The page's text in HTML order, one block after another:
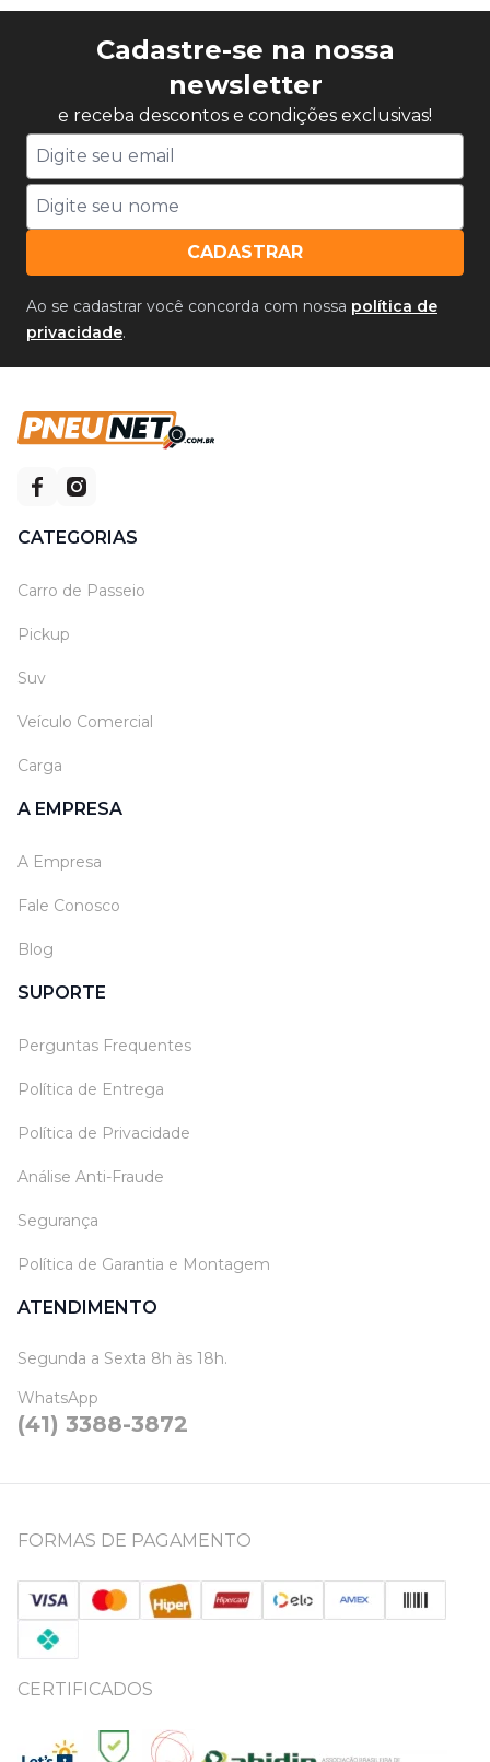
Cadastre-se na nossa
newsletter
e receba descontos e condições exclusivas!
CADASTRAR
Ao se cadastrar você concorda com nossa política de
privacidade.
CATEGORIAS
Carro de Passeio
Pickup
Suv
Veículo Comercial
Carga
A EMPRESA
A Empresa
Fale Conosco
Blog
SUPORTE
Perguntas Frequentes
Política de Entrega
Política de Privacidade
Análise Anti-Fraude
Segurança
Política de Garantia e Montagem
ATENDIMENTO
Segunda a Sexta 8h às 18h.
WhatsApp
(41) 3388-3872
FORMAS DE PAGAMENTO
CERTIFICADOS